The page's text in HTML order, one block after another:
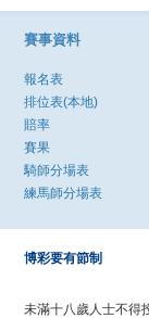
賽事資料
報名表
排位表(本地)
賠率
賽果
騎師分場表
練馬師分場表
博彩要有節制
未滿十八歲人士不得